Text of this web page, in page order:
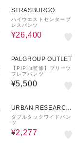
STRASBURGO
ハイウエストセンタープ
レスパンツ
¥26,400
PALGROUP OUTLET
【PIPI's監修】プリーツ
フレアパンツ
¥5,500
URBAN RESEARCH
ware house
ダブルタックワイドパン
ツ
¥2,277